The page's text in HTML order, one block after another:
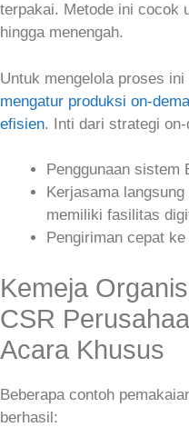
terpakai. Metode ini cocok
hingga menengah.
Untuk mengelola proses
mengatur produksi
efisien. Inti dari strategi
Penggunaan sistem
Kerjasama
memiliki fasilitas
Pengiriman cepat
Kemeja
CSR
Acara Khusus
Beberapa contoh
berhasil: